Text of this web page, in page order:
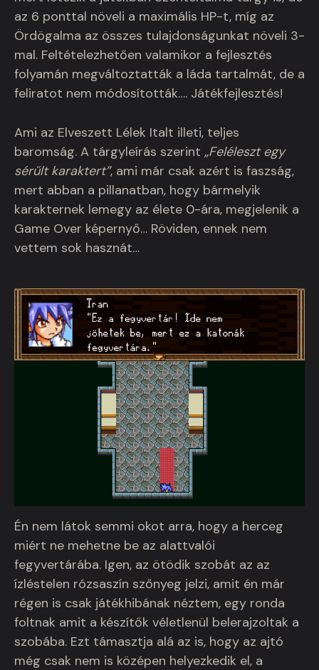
az 6 ponttal növeli a maximális HP-t, míg az
Ördögalma az összes tulajdonságunkat növeli 3-
mal. Feltételezhetően valamikor a fejlesztés
folyamán megváltoztatták a láda tartalmát, de a
feliratot nem módosították…. Játékfejlesztés!
Ami az Elveszett Lélek Italt illeti, teljes
baromság. A tárgyleírás szerint „Feléleszt egy
sérűlt karaktert”, ami már csak azért is faszság,
mert abban a pillanatban, hogy bármelyik
karakternek lemegy az élete 0-ára, megjelenik a
Game Over képernyő… Röviden, ennek nem
vettem sok hasznát…
Én nem látok semmi okot arra, hogy a herceg
miért ne mehetne be az alattvalói
fegyvertárába. Igen, az ötödik szobát az az
ízléstelen rózsaszín szőnyeg jelzi, amit én már
régen is csak játékhibának néztem, egy ronda
foltnak amit a készítők véletlenül belerajzoltak a
szobába. Ezt támasztja alá az is, hogy az ajtó
még csak nem is középen helyezkedik el, a